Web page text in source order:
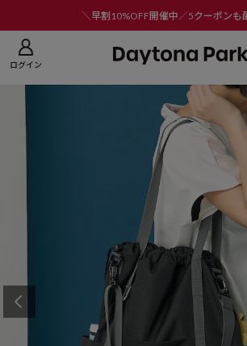
＼早割10%OFF開催中／5クーポンも
ログイン